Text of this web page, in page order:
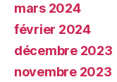
mars 2024
février 2024
décembre 2023
novembre 2023